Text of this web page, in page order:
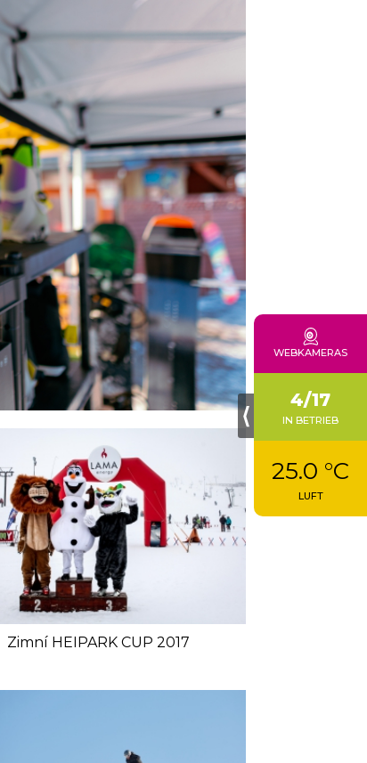
⟨
WEBKAMERAS
4/17
IN BETRIEB
25.0 °C
LUFT
Zimní HEIPARK CUP 2017